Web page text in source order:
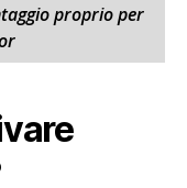
proprio per